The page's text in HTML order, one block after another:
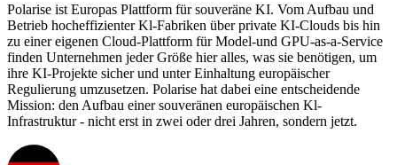
Polarise ist Europas Plattform für souveräne KI. Vom Aufbau und
Betrieb hocheffizienter Kl-Fabriken über private KI-Clouds bis hin
zu einer eigenen Cloud-Plattform für Model-und GPU-as-a-Service
finden Unternehmen jeder Größe hier alles, was sie benötigen, um
ihre KI-Projekte sicher und unter Einhaltung europäischer
Regulierung umzusetzen. Polarise hat dabei eine entscheidende
Mission: den Aufbau einer souveränen europäischen Kl-
Infrastruktur - nicht erst in zwei oder drei Jahren, sondern jetzt.